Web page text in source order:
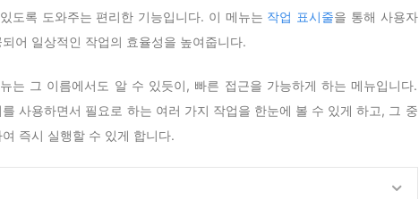
도록 도와주는 편리한 기능입니다. 이 메뉴는 작업 표시줄을 통해 사용자
어 일상적인 작업의 효율성을 높여줍니다.
는 그 이름에서도 알 수 있듯이, 빠른 접근을 가능하게 하는 메뉴입니다.
사용하면서 필요로 하는 여러 가지 작업을 한눈에 볼 수 있게 하고, 그 중
즉시 실행할 수 있게 합니다.